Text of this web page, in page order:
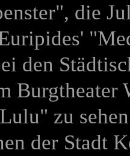
die
den
Burgtheater
zu
der Stadt